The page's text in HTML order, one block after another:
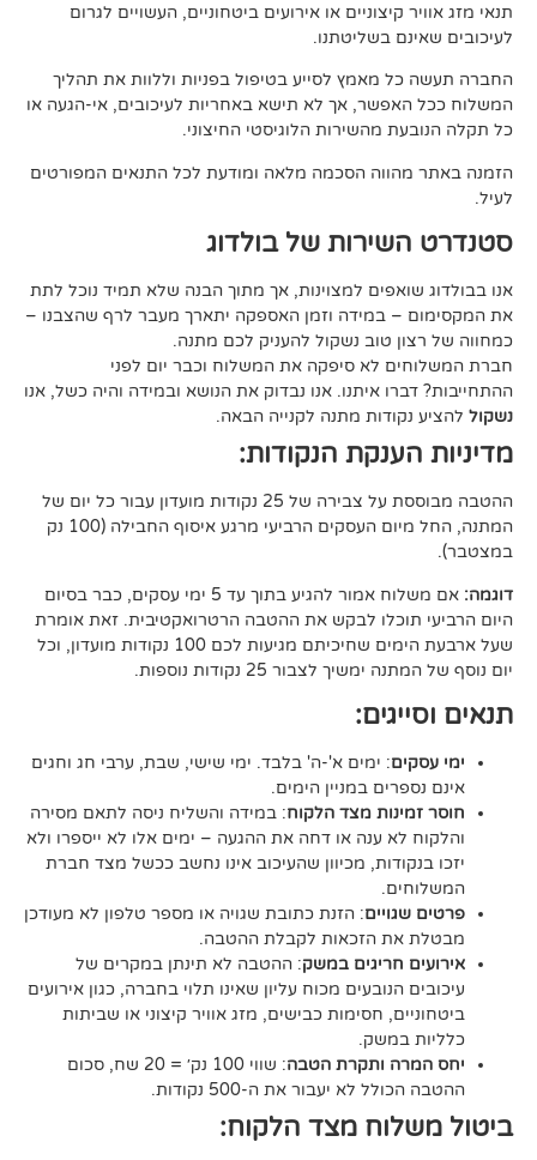
או אירועים ביטחוניים, העשויים לגרום
בשליטתנו.
מאמץ לסייע בטיפול בפניות וללוות את תהליך
אך לא תישא באחריות לעיכובים, אי-הגעה או
מהשירות הלוגיסטי החיצוני.
הסכמה מלאה ומודעת לכל התנאים המפורטים
של בולדוג
למצוינות, אך מתוך הבנה שלא תמיד נוכל לתת
במידה וזמן האספקה יתארך מעבר לרף שהצבנו –
טוב נשקול להעניק לכם מתנה.
לא סיפקה את המשלוח וכבר יום לפני
איתנו. אנו נבדוק את הנושא ובמידה והיה כשל, אנו
מתנה לקנייה הבאה.
הנקודות:
ההטבה מבוססת על צבירה של 25 נקודות מועדון עבור כל יום של
המתנה, החל מיום העסקים הרביעי מרגע איסוף החבילה (100 נק
אם משלוח אמור להגיע בתוך עד 5 ימי עסקים, כבר בסיום
לבקש את ההטבה הרטרואקטיבית. זאת אומרת
שעל ארבעת הימים שחיכיתם מגיעות לכם 100 נקודות מועדון, וכל
לצבור 25 נקודות נוספות.
: ימים א'-ה' בלבד. ימי שישי, שבת, ערבי חג וחגים
במניין הימים.
מצד הלקוח: במידה והשליח ניסה לתאם מסירה
ענה או דחה את ההגעה – ימים אלו לא ייספרו ולא
מכיוון שהעיכוב אינו נחשב ככשל מצד חברת
: הזנת כתובת שגויה או מספר טלפון לא מעודכן
הזכאות לקבלת ההטבה.
חריגים במשק: ההטבה לא תינתן במקרים של
מכוח עליון שאינו תלוי בחברה, כגון אירועים
חסימות כבישים, מזג אוויר קיצוני או שביתות
ותקרת הטבה
: שווי 100 נק׳ = 20 שח, סכום
לא יעבור את ה-500 נקודות.
מצד הלקוח: